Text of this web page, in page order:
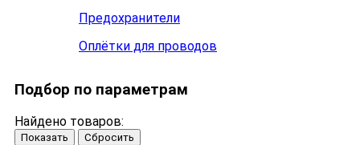
Предохранители
Оплётки для проводов
Подбор по параметрам
Найдено товаров:
Показать Сбросить